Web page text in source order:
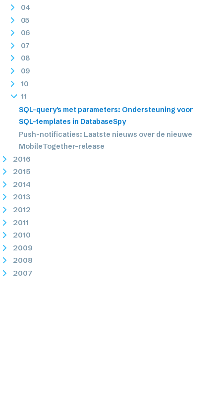
04
05
06
07
08
09
10
11
SQL-query's met parameters: Ondersteuning voor
SQL-templates in DatabaseSpy
Push-notificaties: Laatste nieuws over de nieuwe
MobileTogether-release
2016
2015
2014
2013
2012
2011
2010
2009
2008
2007